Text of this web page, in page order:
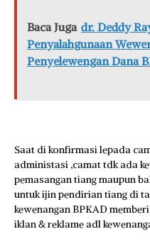
Baca Juga dr. Deddy
Penyalahgunaan
Penyelewengan Dana
Saat di konfirmasi lepada
administasi ,camat tdk ada
pemasangan tiang maupun
untuk ijin pendirian tiang di
kewenangan BPKAD
iklan & reklame adl